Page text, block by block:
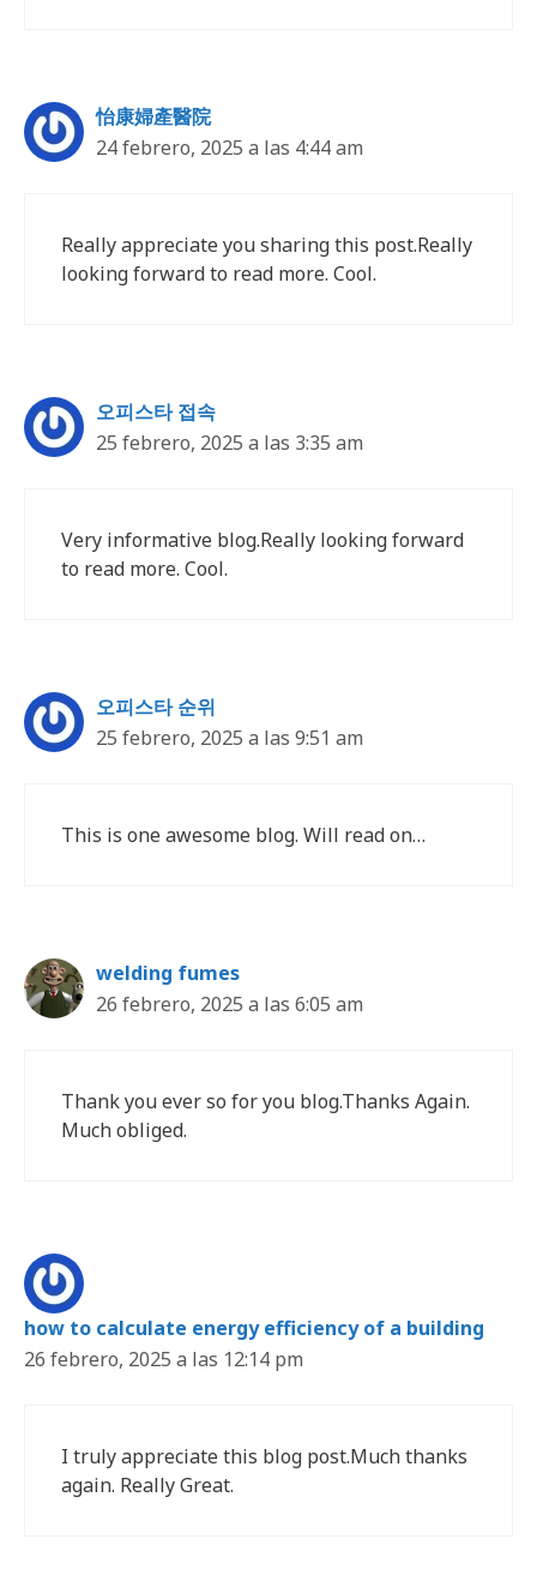
怡康婦產醫院
24 febrero, 2025 a las 4:44 am
Really appreciate you sharing this post.Really
looking forward to read more. Cool.
오피스타 접속
25 febrero, 2025 a las 3:35 am
Very informative blog.Really looking forward
to read more. Cool.
오피스타 순위
25 febrero, 2025 a las 9:51 am
This is one awesome blog. Will read on…
welding fumes
26 febrero, 2025 a las 6:05 am
Thank you ever so for you blog.Thanks Again.
Much obliged.
how to calculate energy efficiency of a building
26 febrero, 2025 a las 12:14 pm
I truly appreciate this blog post.Much thanks
again. Really Great.